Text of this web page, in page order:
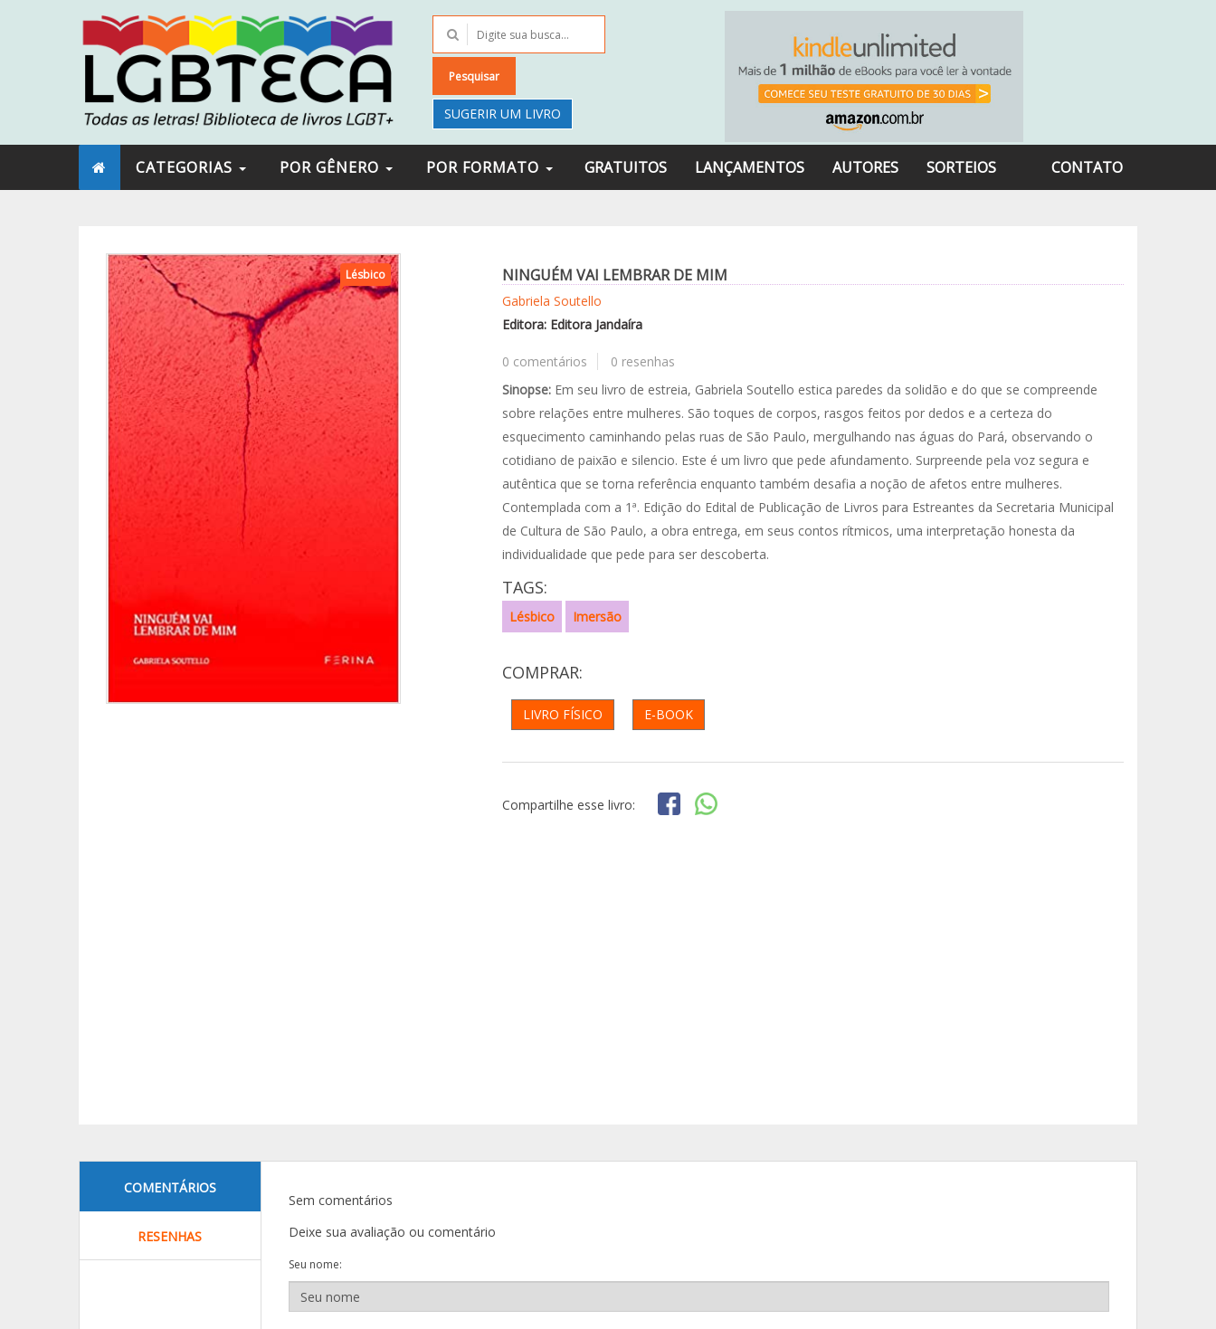
Pesquisar
SUGERIR UM LIVRO
CATEGORIAS POR GÊNERO POR FORMATO GRATUITOS LANÇAMENTOS AUTORES SORTEIOS CONTATO
Lésbico NINGUÉM VAI LEMBRAR DE MIM
Gabriela Soutello
Editora: Editora Jandaíra
0 comentários
0 resenhas
Sinopse: Em seu livro de estreia, Gabriela Soutello estica paredes da solidão e do que se compreende
sobre relações entre mulheres. São toques de corpos, rasgos feitos por dedos e a certeza do
esquecimento caminhando pelas ruas de São Paulo, mergulhando nas águas do Pará, observando o
cotidiano de paixão e silencio. Este é um livro que pede afundamento. Surpreende pela voz segura e
autêntica que se torna referência enquanto também desafia a noção de afetos entre mulheres.
Contemplada com a 1ª. Edição do Edital de Publicação de Livros para Estreantes da Secretaria Municipal
de Cultura de São Paulo, a obra entrega, em seus contos rítmicos, uma interpretação honesta da
individualidade que pede para ser descoberta.
TAGS:
Lésbico Imersão
COMPRAR:
LIVRO FÍSICO E-BOOK
Compartilhe esse livro:
COMENTÁRIOS
RESENHAS
Sem comentários
Deixe sua avaliação ou comentário
Seu nome: